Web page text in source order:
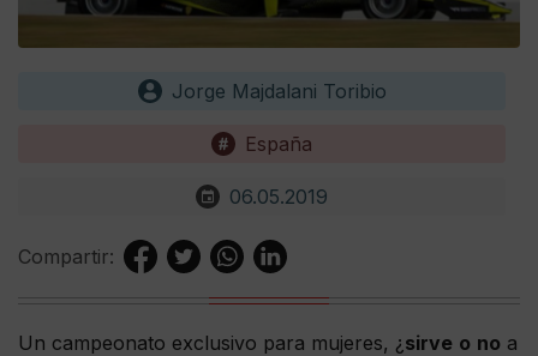
Jorge Majdalani Toribio
España
06.05.2019
Compartir:
Un campeonato exclusivo para mujeres, ¿ sirve o no a